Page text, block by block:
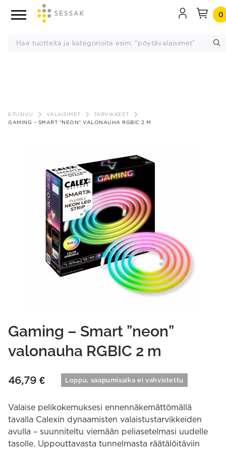
sisältöön
0
ETUSIVU VALAISIMET
TARVIKKEET
GAMING – SMART ”NEON” VALONAUHA RGBIC 2 M
Gaming – Smart ”neon”
valonauha RGBIC 2 m
46,79 € Loppu, saapumisaika ei vahvistettu
Valaise pelikokemuksesi ennennäkemättömällä
tavalla Calexin dynaamisten valaistustarvikkeiden
avulla – suunniteltu viemään peliasetelmasi uudelle
tasolle. Uppouttavasta tunnelmasta räätälöitäviin